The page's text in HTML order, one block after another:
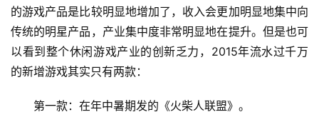
的游戏产品是比较明显地增加了，收入会更加明显地集中向
传统的明星产品，产业集中度非常明显地在提升。但是也可
以看到整个休闲游戏产业的创新乏力，2015年流水过千万
的新增游戏其实只有两款：
第一款：在年中暑期发的《火柴人联盟》。